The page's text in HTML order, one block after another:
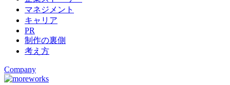
マネジメント
キャリア
PR
制作の裏側
考え方
Company